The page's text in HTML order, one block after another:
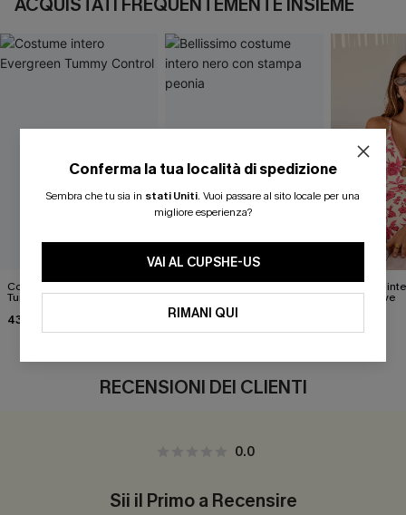
Costume intero Evergreen
Tummy Control
43,00 €
Bellissimo costume intero
nero con stampa peonia
43,00 €
Costume
of Self-Love
RECENSIONI DEI CLIENTI
0.0
Sii il Primo a Recensire
Conferma la tua località di spedizione
Sembra che tu sia in stati Uniti. Vuoi passare al sito locale per una
migliore esperienza?
VAI AL CUPSHE-US
RIMANI QUI